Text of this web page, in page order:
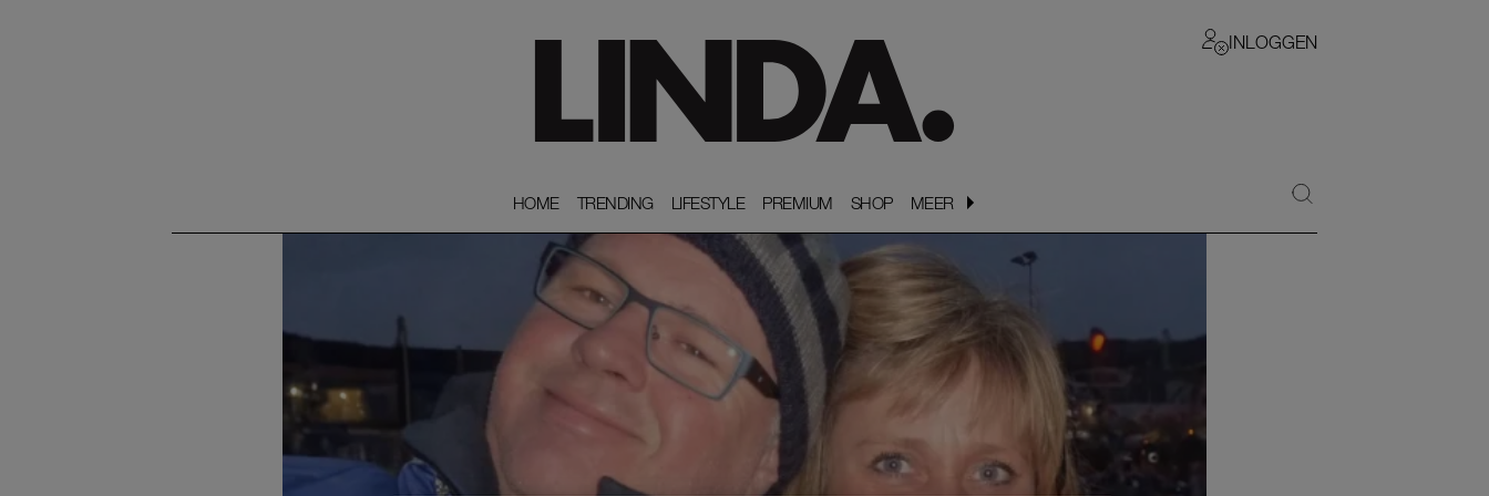
INLOGGEN
HOME
HOME TRENDING
TRENDING LIFESTYLE
LIFESTYLE PREMIUM
PREMIUM SHOP
SHOP MEER
MEER